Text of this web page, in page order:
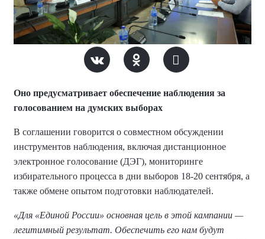
Оно предусматривает обеспечение наблюдения за
голосованием на думских выборах
В соглашении говорится о совместном обсуждении
инструментов наблюдения, включая дистанционное
электронное голосование (ДЭГ), мониторинге
избирательного процесса в дни выборов 18-20 сентября, а
также обмене опытом подготовки наблюдателей.
«Для «Единой России» основная цель в этой кампании —
легитимный результат. Обеспечить его нам будут